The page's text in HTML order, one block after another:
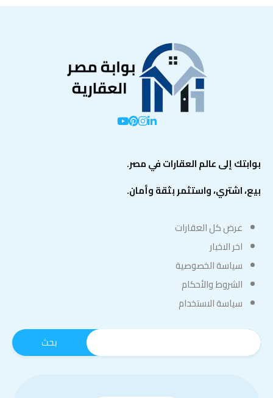
بوابتك إلى عالم العقارات في مصر.
بيع، اشتري، واستثمر بثقة وأمان.
عرض كل العقارات
اخر الاخبار
سياسة الخصوصية
الشروط والأحكام
سياسة الاستخدام